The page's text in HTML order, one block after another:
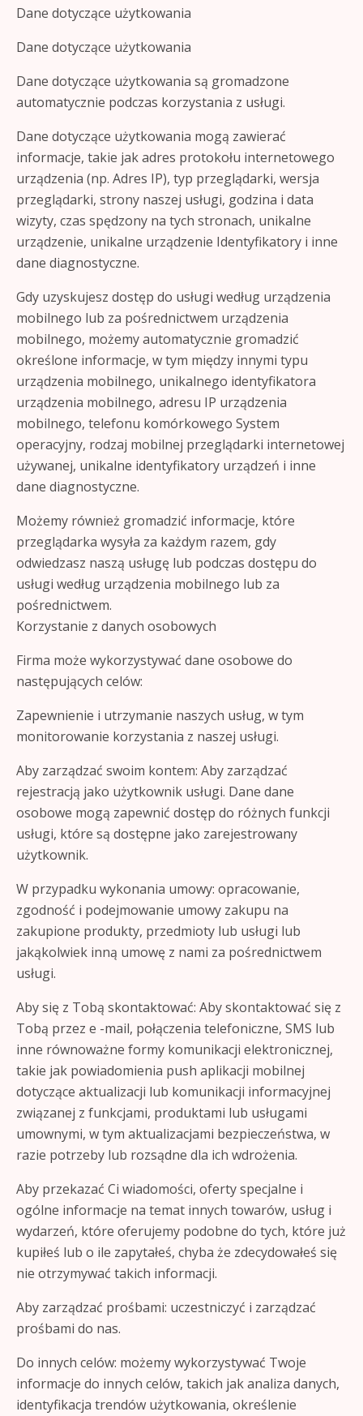
Dane dotyczące użytkowania
Dane dotyczące użytkowania
Dane dotyczące użytkowania są gromadzone
automatycznie podczas korzystania z usługi.
Dane dotyczące użytkowania mogą zawierać
informacje, takie jak adres protokołu internetowego
urządzenia (np. Adres IP), typ przeglądarki, wersja
przeglądarki, strony naszej usługi, godzina i data
wizyty, czas spędzony na tych stronach, unikalne
urządzenie, unikalne urządzenie Identyfikatory i inne
dane diagnostyczne.
Gdy uzyskujesz dostęp do usługi według urządzenia
mobilnego lub za pośrednictwem urządzenia
mobilnego, możemy automatycznie gromadzić
określone informacje, w tym między innymi typu
urządzenia mobilnego, unikalnego identyfikatora
urządzenia mobilnego, adresu IP urządzenia
mobilnego, telefonu komórkowego System
operacyjny, rodzaj mobilnej przeglądarki internetowej
używanej, unikalne identyfikatory urządzeń i inne
dane diagnostyczne.
Możemy również gromadzić informacje, które
przeglądarka wysyła za każdym razem, gdy
odwiedzasz naszą usługę lub podczas dostępu do
usługi według urządzenia mobilnego lub za
pośrednictwem.
Korzystanie z danych osobowych
Firma może wykorzystywać dane osobowe do
następujących celów:
Zapewnienie i utrzymanie naszych usług, w tym
monitorowanie korzystania z naszej usługi.
Aby zarządzać swoim kontem: Aby zarządzać
rejestracją jako użytkownik usługi. Dane dane
osobowe mogą zapewnić dostęp do różnych funkcji
usługi, które są dostępne jako zarejestrowany
użytkownik.
W przypadku wykonania umowy: opracowanie,
zgodność i podejmowanie umowy zakupu na
zakupione produkty, przedmioty lub usługi lub
jakąkolwiek inną umowę z nami za pośrednictwem
usługi.
Aby się z Tobą skontaktować: Aby skontaktować się z
Tobą przez e -mail, połączenia telefoniczne, SMS lub
inne równoważne formy komunikacji elektronicznej,
takie jak powiadomienia push aplikacji mobilnej
dotyczące aktualizacji lub komunikacji informacyjnej
związanej z funkcjami, produktami lub usługami
umownymi, w tym aktualizacjami bezpieczeństwa, w
razie potrzeby lub rozsądne dla ich wdrożenia.
Aby przekazać Ci wiadomości, oferty specjalne i
ogólne informacje na temat innych towarów, usług i
wydarzeń, które oferujemy podobne do tych, które już
kupiłeś lub o ile zapytałeś, chyba że zdecydowałeś się
nie otrzymywać takich informacji.
Aby zarządzać prośbami: uczestniczyć i zarządzać
prośbami do nas.
Do innych celów: możemy wykorzystywać Twoje
informacje do innych celów, takich jak analiza danych,
identyfikacja trendów użytkowania, określenie